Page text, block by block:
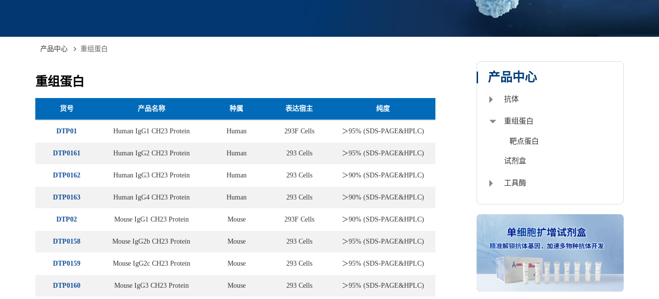
产品中心 重组蛋白
重组蛋白
货号 产品名称 种属 表达宿主 纯度
DTP01 Human IgG1 CH23 Protein Human 293F Cells ＞95% (SDS-PAGE&HPLC)
DTP0161 Human IgG2 CH23 Protein Human 293 Cells ＞95% (SDS-PAGE&HPLC)
DTP0162 Human IgG3 CH23 Protein Human 293 Cells ＞90% (SDS-PAGE&HPLC)
DTP0163 Human IgG4 CH23 Protein Human 293 Cells ＞90% (SDS-PAGE&HPLC)
DTP02 Mouse IgG1 CH23 Protein Mouse 293F Cells ＞90% (SDS-PAGE&HPLC)
DTP0158 Mouse IgG2b CH23 Protein Mouse 293 Cells ＞95% (SDS-PAGE&HPLC)
DTP0159 Mouse IgG2c CH23 Protein Mouse 293 Cells ＞95% (SDS-PAGE&HPLC)
DTP0160 Mouse IgG3 CH23 Protein Mouse 293 Cells ＞95% (SDS-PAGE&HPLC)
产品中心
抗体
重组蛋白
靶点蛋白
试剂盒
工具酶